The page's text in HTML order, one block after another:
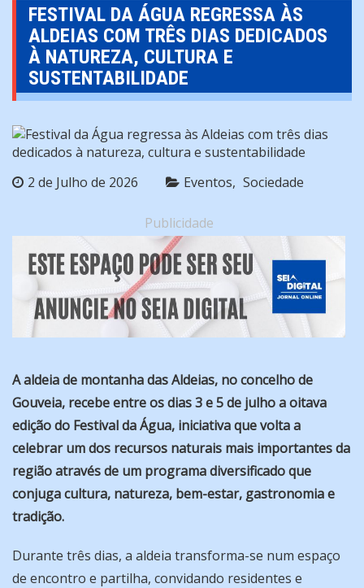
FESTIVAL DA ÁGUA REGRESSA ÀS
ALDEIAS COM TRÊS DIAS DEDICADOS
À NATUREZA, CULTURA E
SUSTENTABILIDADE
2 de Julho de 2026 Eventos Sociedade
Publicidade
A aldeia de montanha das Aldeias, no concelho de
Gouveia, recebe entre os dias 3 e 5 de julho a oitava
edição do Festival da Água, iniciativa que volta a
celebrar um dos recursos naturais mais importantes da
região através de um programa diversificado que
conjuga cultura, natureza, bem-estar, gastronomia e
tradição.
Durante três dias, a aldeia transforma-se num espaço
de encontro e partilha, convidando residentes e